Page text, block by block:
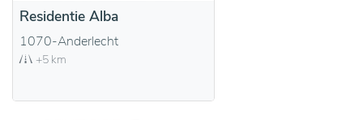
Residentie Alba
1070-Anderlecht
+5 km